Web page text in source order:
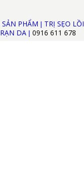
SẢN PHẨM | TRỊ SẸO LỒI
RẠN DA | 0916 611 678